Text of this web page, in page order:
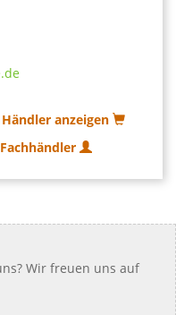
anzeigen
Wir freuen uns auf